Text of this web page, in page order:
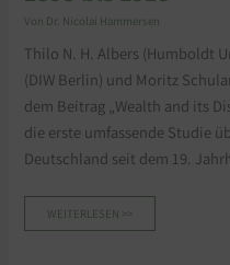
Von Dr. Nicolai Hammersen
Thilo N. H. Albers (Humboldt
(DIW Berlin) und Moritz
dem Beitrag „Wealth and its
die erste umfassende Studie
Deutschland seit dem 19.
WEITERLESEN >>